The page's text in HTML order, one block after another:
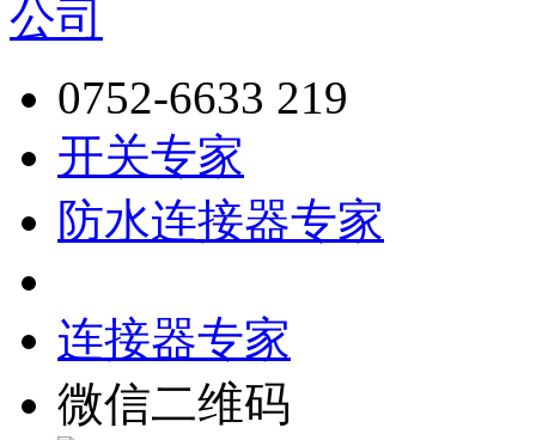
0752-6633 219
开关专家
防水连接器专家
连接器专家
微信二维码